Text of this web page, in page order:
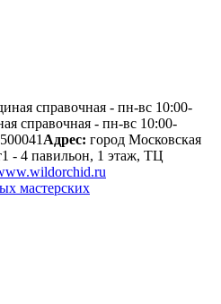
справочная - пн-вс 10:00-
справочная - пн-вс 10:00-
Адрес: город Московская
- 4 павильон, 1 этаж, ТЦ
мастерских